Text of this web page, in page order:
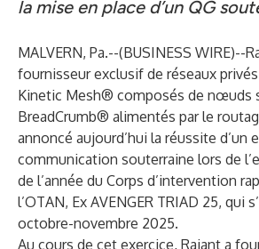
la mise en place d’un QG
MALVERN, Pa.--(BUSINESS WIRE)--
fournisseur exclusif de réseaux
Kinetic Mesh® composés de nœuds
BreadCrumb® alimentés par le
annoncé aujourd’hui la réussite d’un
communication souterraine lors de
de l’année du Corps d’intervention
l’OTAN, Ex AVENGER TRIAD 25, qui
octobre-novembre 2025.
Au cours de cet exercice, Rajant a